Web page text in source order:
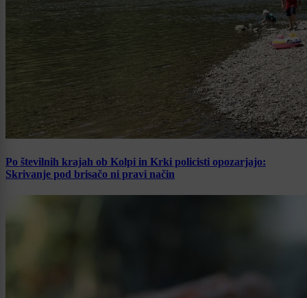
Po številnih krajah ob Kolpi in Krki policisti opozarjajo:
Skrivanje pod brisačo ni pravi način